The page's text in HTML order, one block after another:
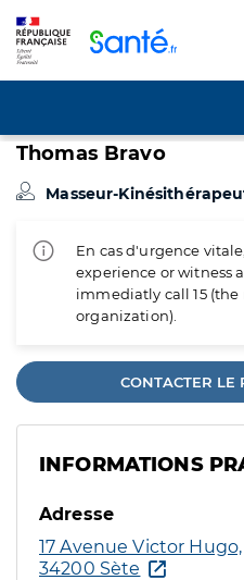
Thomas Bravo
Masseur-
En cas d'urgence
experience or witness
immediatly call 15
organization).
CONTACTER LE
INFORMATIONS
Adresse
17 Avenue Victor Hugo,
34200 Sète